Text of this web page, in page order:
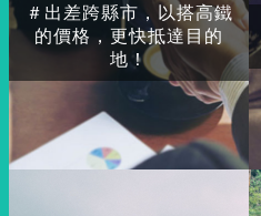
＃出差跨縣市，以搭高鐵
的價格，更快抵達目的
地！